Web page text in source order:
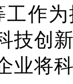
工作
技创
业将